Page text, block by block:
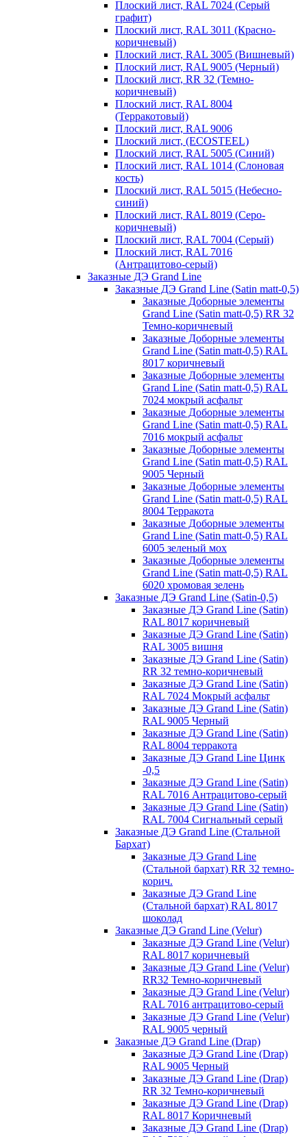
Плоский лист, RAL 7024 (Серый
графит)
Плоский лист, RAL 3011 (Красно-
коричневый)
Плоский лист, RAL 3005 (Вишневый)
Плоский лист, RAL 9005 (Черный)
Плоский лист, RR 32 (Темно-
коричневый)
Плоский лист, RAL 8004
(Терракотовый)
Плоский лист, RAL 9006
Плоский лист, (ECOSTEEL)
Плоский лист, RAL 5005 (Синий)
Плоский лист, RAL 1014 (Слоновая
кость)
Плоский лист, RAL 5015 (Небесно-
синий)
Плоский лист, RAL 8019 (Серо-
коричневый)
Плоский лист, RAL 7004 (Серый)
Плоский лист, RAL 7016
(Антрацитово-серый)
Заказные ДЭ Grand Line
Заказные ДЭ Grand Line (Satin matt-0,5)
Заказные Доборные элементы
Grand Line (Satin matt-0,5) RR 32
Темно-коричневый
Заказные Доборные элементы
Grand Line (Satin matt-0,5) RAL
8017 коричневый
Заказные Доборные элементы
Grand Line (Satin matt-0,5) RAL
7024 мокрый асфальт
Заказные Доборные элементы
Grand Line (Satin matt-0,5) RAL
7016 мокрый асфальт
Заказные Доборные элементы
Grand Line (Satin matt-0,5) RAL
9005 Черный
Заказные Доборные элементы
Grand Line (Satin matt-0,5) RAL
8004 Терракота
Заказные Доборные элементы
Grand Line (Satin matt-0,5) RAL
6005 зеленый мох
Заказные Доборные элементы
Grand Line (Satin matt-0,5) RAL
6020 хромовая зелень
Заказные ДЭ Grand Line (Satin-0,5)
Заказные ДЭ Grand Line (Satin)
RAL 8017 коричневый
Заказные ДЭ Grand Line (Satin)
RAL 3005 вишня
Заказные ДЭ Grand Line (Satin)
RR 32 темно-коричневый
Заказные ДЭ Grand Line (Satin)
RAL 7024 Мокрый асфальт
Заказные ДЭ Grand Line (Satin)
RAL 9005 Черный
Заказные ДЭ Grand Line (Satin)
RAL 8004 терракота
Заказные ДЭ Grand Line Цинк
-0,5
Заказные ДЭ Grand Line (Satin)
RAL 7016 Антрацитово-серый
Заказные ДЭ Grand Line (Satin)
RAL 7004 Сигнальный серый
Заказные ДЭ Grand Line (Стальной
Бархат)
Заказные ДЭ Grand Line
(Стальной бархат) RR 32 темно-
корич.
Заказные ДЭ Grand Line
(Стальной бархат) RAL 8017
шоколад
Заказные ДЭ Grand Line (Velur)
Заказные ДЭ Grand Line (Velur)
RAL 8017 коричневый
Заказные ДЭ Grand Line (Velur)
RR32 Темно-коричневый
Заказные ДЭ Grand Line (Velur)
RAL 7016 антрацитово-серый
Заказные ДЭ Grand Line (Velur)
RAL 9005 черный
Заказные ДЭ Grand Line (Drap)
Заказные ДЭ Grand Line (Drap)
RAL 9005 Черный
Заказные ДЭ Grand Line (Drap)
RR 32 Темно-коричневый
Заказные ДЭ Grand Line (Drap)
RAL 8017 Коричневый
Заказные ДЭ Grand Line (Drap)